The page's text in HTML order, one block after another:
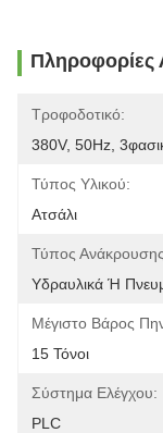
Πληροφορίες
Τροφοδοτικό:
380V, 50Hz,
Τύπος Υλικού:
Ατσάλι
Τύπος
Υδραυλικά Ή
Μέγιστο Βάρος
15 Τόνοι
Σύστημα Ελέγχου:
PLC